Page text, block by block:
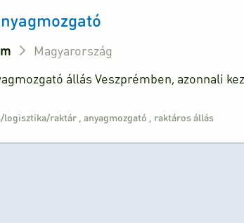
Magyarország
állás Veszprémben, azonnali
logisztika/raktár ,anyagmozgató raktáros állás